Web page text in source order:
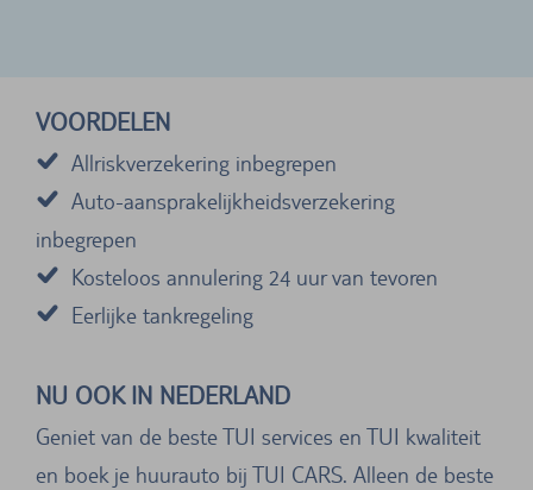
VOORDELEN
Allriskverzekering inbegrepen
Auto-aansprakelijkheidsverzekering
inbegrepen
Kosteloos annulering 24 uur van tevoren
Eerlijke tankregeling
NU OOK IN NEDERLAND
Geniet van de beste TUI services en TUI kwaliteit
en boek je huurauto bij TUI CARS. Alleen de beste